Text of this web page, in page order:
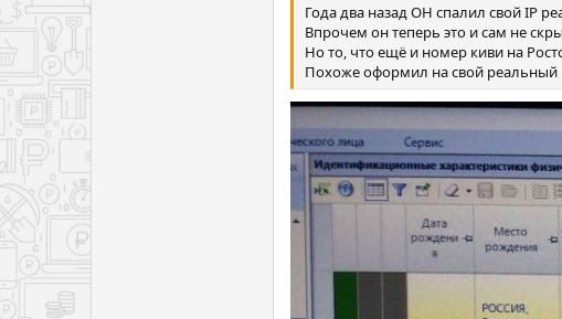
Года два назад ОН спалил свой IP
Впрочем он теперь это и сам не
Но то, что ещё и номер киви на
Похоже оформил на свой реальный